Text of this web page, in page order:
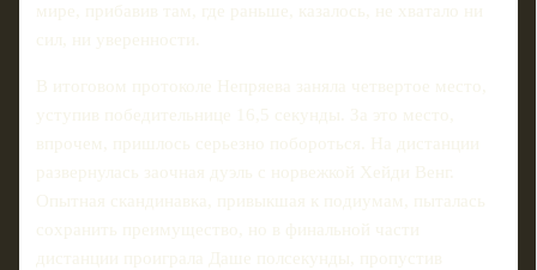
мире, прибавив там, где раньше, казалось, не хватало ни
сил, ни уверенности.
В итоговом протоколе Непряева заняла четвертое место,
уступив победительнице 16,5 секунды. За это место,
впрочем, пришлось серьезно побороться. На дистанции
развернулась заочная дуэль с норвежкой Хейди Венг.
Опытная скандинавка, привыкшая к подиумам, пыталась
сохранить преимущество, но в финальной части
дистанции проиграла Даше полсекунды, пропустив